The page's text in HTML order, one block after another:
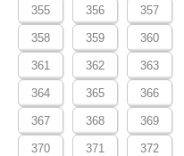
355 356 357
358 359 360
361 362 363
364 365 366
367 368 369
370 371 372